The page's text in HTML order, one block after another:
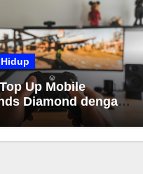
Up Mobile
Diamond dengan
dan Cepat